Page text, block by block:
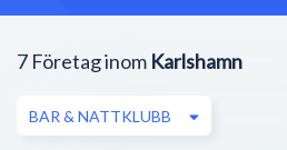
7 Företag inom Karlshamn
BAR & NATTKLUBB